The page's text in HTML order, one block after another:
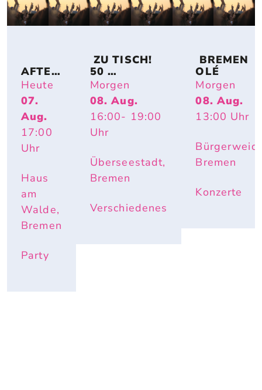
AFTER
-
WORK
-
PARTY
OPEN
AIR
Heute
07.
Aug.
17:00
Uhr
Haus
am
Walde,
Bremen
Party
ZU TISCH!
50
PICKNICKTIS
CHE FÜR DIE
ÜBERSEESTA
DT
Morgen
08. Aug.
16:00- 19:00
Uhr
Überseestadt,
Bremen
Verschiedenes
BREMEN
OLÉ
Morgen
08. Aug.
13:00 Uhr
Bremen
Konzerte